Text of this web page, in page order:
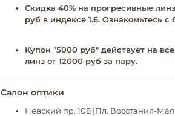
Скидка 40% на прогресивные
руб в индексе 1.6. Ознакомьтесь
Купон "5000 руб" действует на
линз от 12000 руб за пару.
Салон оптики
Невский пр. 108 [Пл. Восстания-